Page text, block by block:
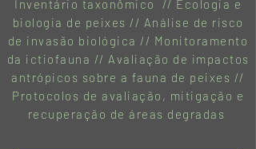
Inventário taxonômico // Ecologia e
biologia de peixes // Análise de risco
de invasão biológica // Monitoramento
da ictiofauna // Avaliação de impactos
antrópicos sobre a fauna de peixes //
Protocolos de avaliação, mitigação e
recuperação de áreas degradas